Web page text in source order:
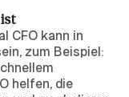
CFO kann in
zum Beispiel:
helfen, die